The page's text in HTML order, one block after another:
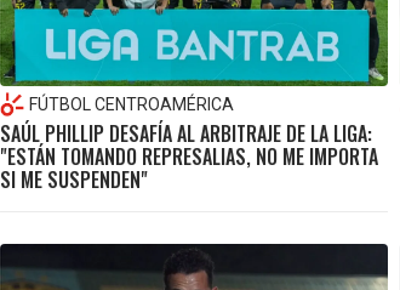
FÚTBOL CENTROAMÉRICA
SAÚL PHILLIP DESAFÍA AL ARBITRAJE DE LA LIGA:
"ESTÁN TOMANDO REPRESALIAS, NO ME IMPORTA
SI ME SUSPENDEN"